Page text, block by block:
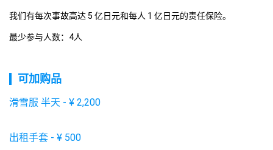
我们有每次事故高达 5 亿日元和每人 1 亿日元的责任保险。
最少参与人数：4人
可加购品
滑雪服 半天 - ¥ 2,200
出租手套 - ¥ 500